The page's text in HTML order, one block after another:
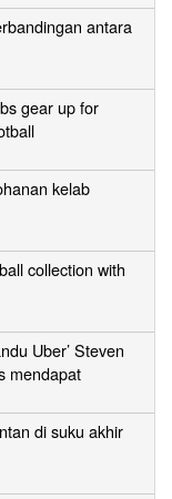
antara
gear up for
kelab
collection with
Uber’ Steven
mendapat
di suku akhir